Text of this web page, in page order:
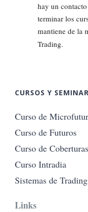
hay un
terminar los
mantiene de la
Trading.
CURSOS Y
Curso de
Curso de Futuros
Curso de Coberturas
Curso Intradia
Sistemas de Trading
Links